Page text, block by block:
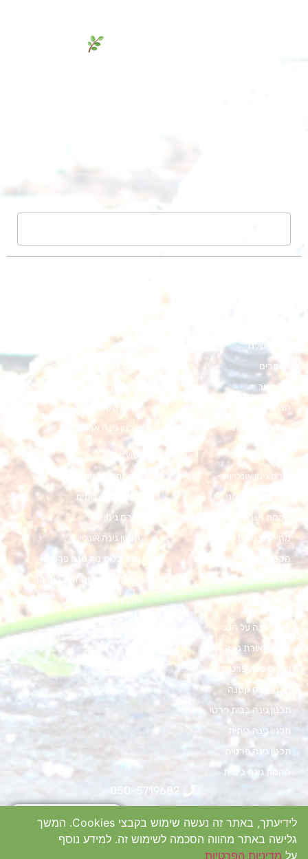
לקביעת פגישת ייעוץ
הבלוג שלנו
מאמרים
צור קשר
הצהרת נגישות
הצהרת פרטיות
עלות הקמת גינה בבית פרטי
עלות הקמת גינה
עלות תכנון גינה
מחיר הקמת גינה
תכנון גינה אקולוגית
קורס גינון אונליין
קורס גינון אקולוגי
הקמת גינה אקולוגית
מחיר תכנון גינה
הקמת גינה
קורס גינון ביתי
תכנון גינה מחיר
יעוץ לגינה
הקמת גינה אורגנית
הכנת גינה ביתית
קורס גינון
תכנון גינה אונליין
אדריכלות נוף גינה פרטית
תכנון גינה עשה זאת בעצמך
תכנון גינה במרפסת
עיצוב גינה על הגג
תכנון תאורת גינה
שיקום גינה פרטית
תכנון גינה קטנה
תכנון גינה בבית פרטי
תכנון גינה ביתית
תכנון גינה פרטית
הקמת גינה ביתית
050-5719682
פרדס חנה
לידיעתך, באתר זה נעשה שימוש בקבצי Cookies. המשך
גלישה באתר מהווה הסכמה לשימוש זה. למידע נוסף
על מדיניות הפרטיות